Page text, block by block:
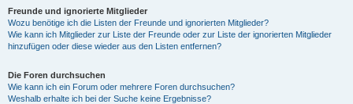
Freunde und ignorierte Mitglieder
Wozu benötige ich die Listen der Freunde und ignorierten Mitglieder?
Wie kann ich Mitglieder zur Liste der Freunde oder zur Liste der ignorierten Mitglieder
hinzufügen oder diese wieder aus den Listen entfernen?
Die Foren durchsuchen
Wie kann ich ein Forum oder mehrere Foren durchsuchen?
Weshalb erhalte ich bei der Suche keine Ergebnisse?